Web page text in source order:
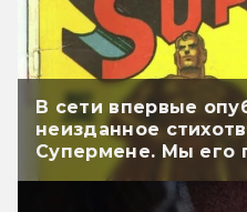
В сети впервые
неизданное
Супермене. Мы его